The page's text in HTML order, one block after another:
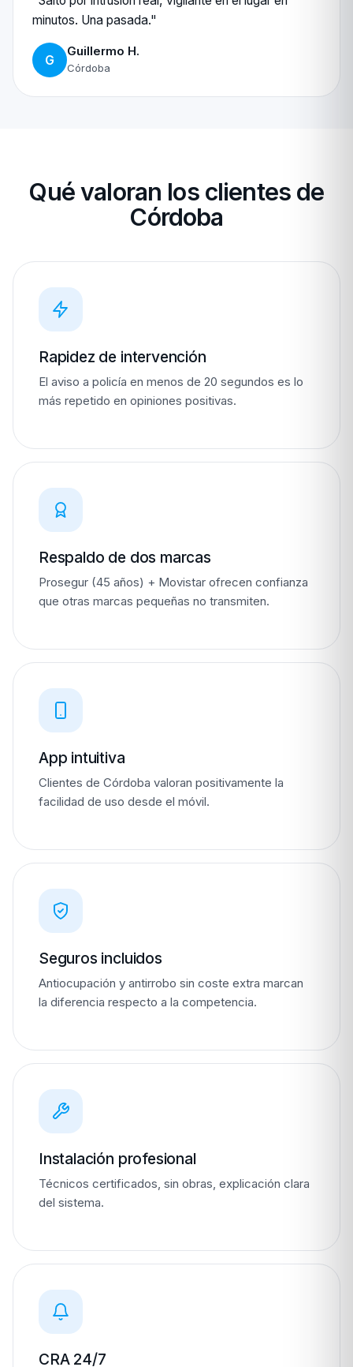
minutos. Una pasada."
G
Guillermo H.
Córdoba
Qué valoran los clientes de
Córdoba
Rapidez de intervención
El aviso a policía en menos de 20 segundos es lo
más repetido en opiniones positivas.
Respaldo de dos marcas
Prosegur (45 años) + Movistar ofrecen confianza
que otras marcas pequeñas no transmiten.
App intuitiva
Clientes de Córdoba valoran positivamente la
facilidad de uso desde el móvil.
Seguros incluidos
Antiocupación y antirrobo sin coste extra marcan
la diferencia respecto a la competencia.
Instalación profesional
Técnicos certificados, sin obras, explicación clara
del sistema.
CRA 24/7